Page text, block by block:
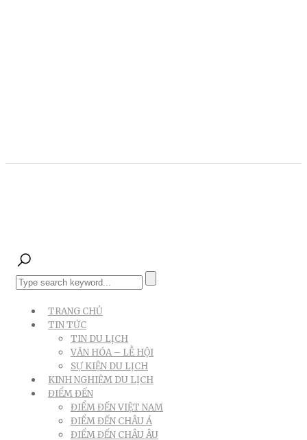
TRANG CHỦ
TIN TỨC
TIN DU LỊCH
VĂN HÓA – LỄ HỘI
SỰ KIỆN DU LỊCH
KINH NGHIỆM DU LỊCH
ĐIỂM ĐẾN
ĐIỂM ĐẾN VIỆT NAM
ĐIỂM ĐẾN CHÂU Á
ĐIỂM ĐẾN CHÂU ÂU